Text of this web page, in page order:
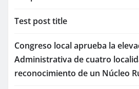
Test post title
Congreso local aprueba la
Administrativa de cuatro
reconocimiento de un Núcleo